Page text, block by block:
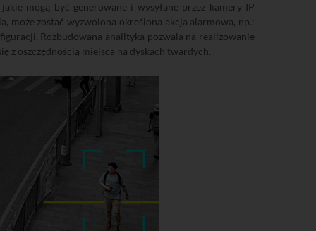
mogą być generowane i wysyłane przez kamery IP
może zostać wyzwolona określona akcja alarmowa, np.:
Rozbudowana analityka pozwala na realizowanie
z oszczędnością miejsca na dyskach twardych.